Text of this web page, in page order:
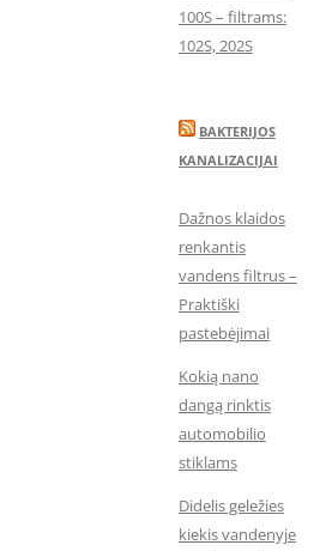
100S – filtrams:
102S, 202S
BAKTERIJOS
KANALIZACIJAI
Dažnos klaidos
renkantis
vandens filtrus –
Praktiški
pastebėjimai
Kokią nano
dangą rinktis
automobilio
stiklams
Didelis geležies
kiekis vandenyje